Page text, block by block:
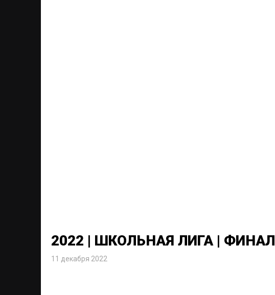
2022 | ШКОЛЬНАЯ ЛИГА | ФИНАЛ
11 декабря 2022